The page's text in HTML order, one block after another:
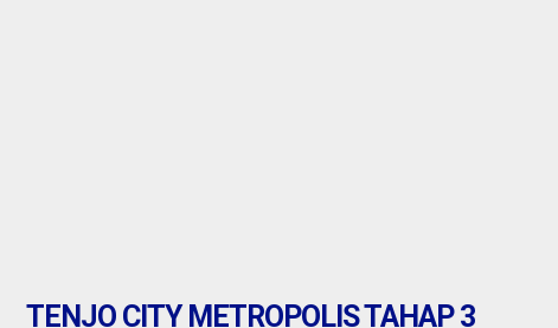
TENJO CITY METROPOLIS TAHAP 3